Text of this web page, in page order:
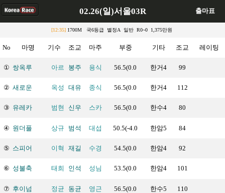
02.26(일)서울03R 출마표
[12:35] 1700M 국6등급 별정A 일반 R0~0 1,375만원
No 마명 기수 조교 마주 부중 기타 조교 레이팅
① 쌍옥루 아르 봉주 용식 56.5(0.0 한거4 99
② 새로운 옥성 대유 종식 56.5(0.0 한거4 112
③ 유레카 범현 신우 스카 56.5(0.0 한수4 80
④ 원더풀 상규 범석 대섭 50.5(-4.0 한암5 84
⑤ 스피어 이혁 재길 수경 54.5(0.0 한암4 92
⑥ 성불축 태희 인석 성님 53.5(0.0 한암4 101
⑦ 후이넘 정균 동균 영근 56.5(0.0 한수5 110